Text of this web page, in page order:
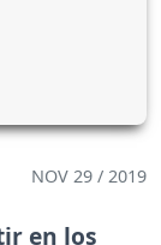
NOV 29 / 2019
en los